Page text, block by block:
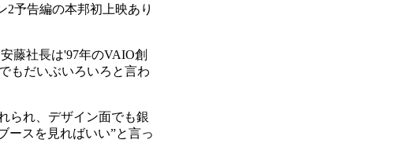
予告編の本邦初上映あり
藤社長は'97年のVAIO創
もだいぶいろいろと言わ
られ、デザイン面でも銀
ースを見ればいい”と言っ